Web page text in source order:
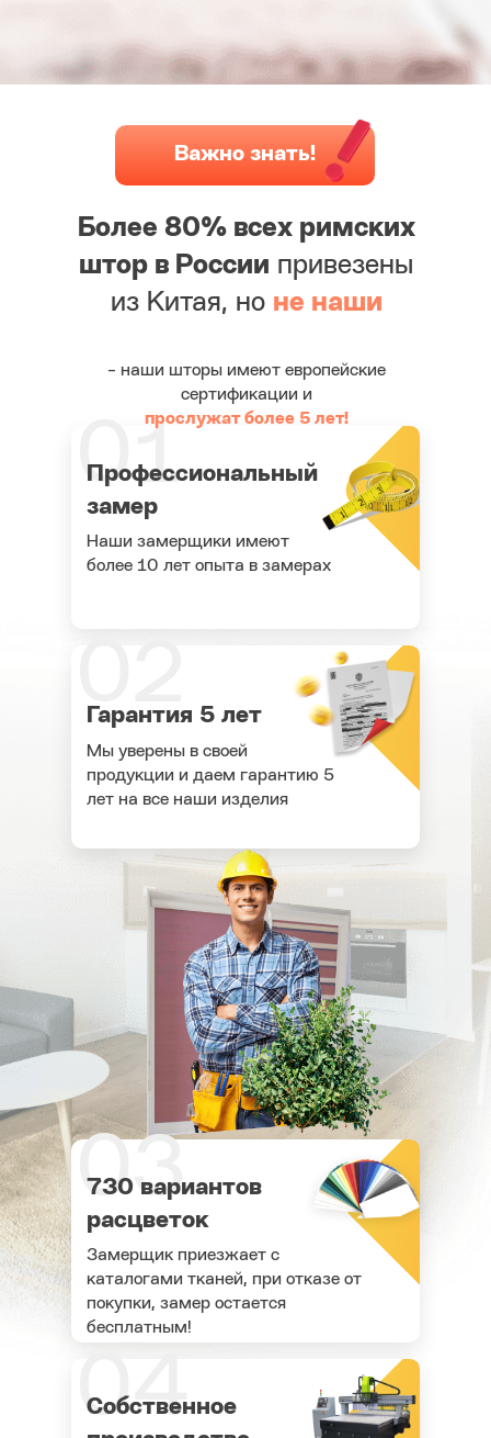
01
Более 80% всех римских
штор в России привезены
из Китая, но не наши
- наши шторы имеют европейские
сертификации и
прослужат более 5 лет!
Важно знать!
Профессиональный
замер
Наши замерщики имеют
более 10 лет опыта в замерах
Гарантия 5 лет
Мы уверены в своей
продукции и даем гарантию 5
лет на все наши изделия
03
730 вариантов
расцветок
Замерщик приезжает с
каталогами тканей, при отказе от
покупки, замер остается
бесплатным!
04
Собственное